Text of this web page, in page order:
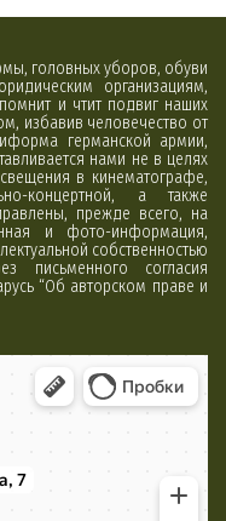
головных уборов, обуви
организациям,
и чтит подвиг наших
избавив человечество от
германской армии,
нами не в целях
в кинематографе,
концертной, а также
прежде всего, на
и фото-информация,
собственностью
письменного согласия
“Об авторском праве и